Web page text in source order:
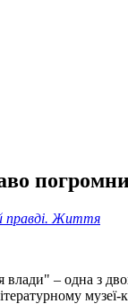
правді. Життя
– одна з